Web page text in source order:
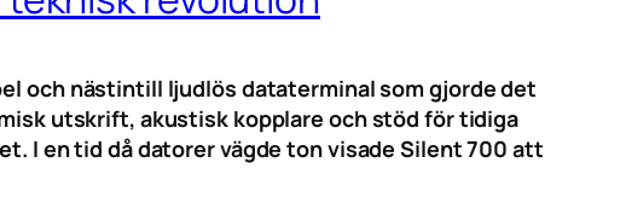
och nästintill ljudlös dataterminal som gjorde det
utskrift, akustisk kopplare och stöd för tidiga
I en tid då datorer vägde ton visade Silent 700 att